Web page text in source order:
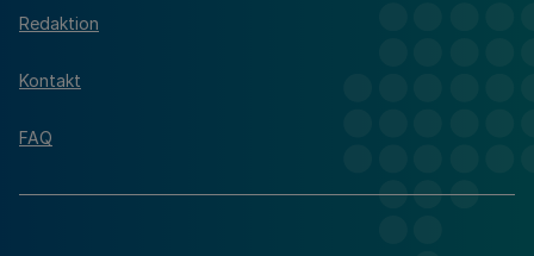
Redaktion
Kontakt
FAQ